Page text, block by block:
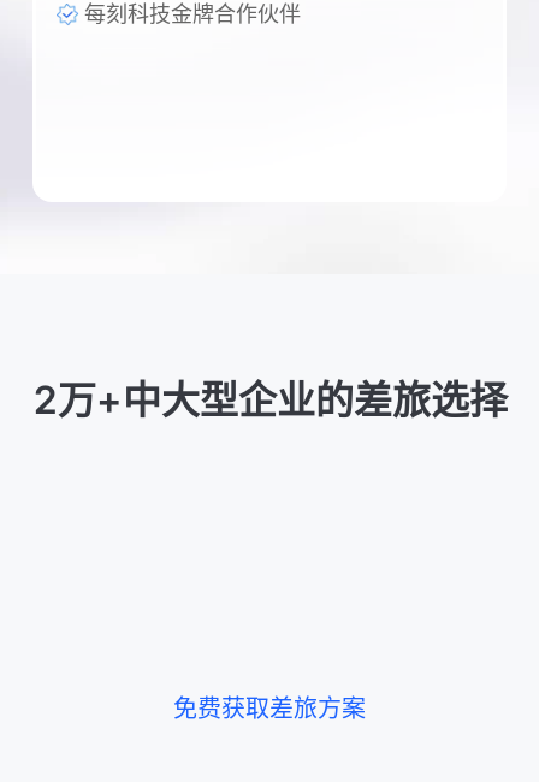
每刻科技金牌合作伙伴
2万+中大型企业的差旅选择
免费获取差旅方案